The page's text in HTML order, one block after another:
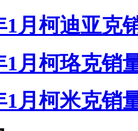
1月柯迪亚克
1月柯珞克销
1月柯米克销